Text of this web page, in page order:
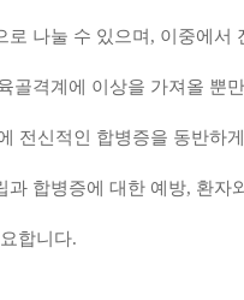
로 나눌 수 있으며, 이중에서
골격계에 이상을 가져올 뿐
전신적인 합병증을 동반하
과 합병증에 대한 예방, 환자
합니다.